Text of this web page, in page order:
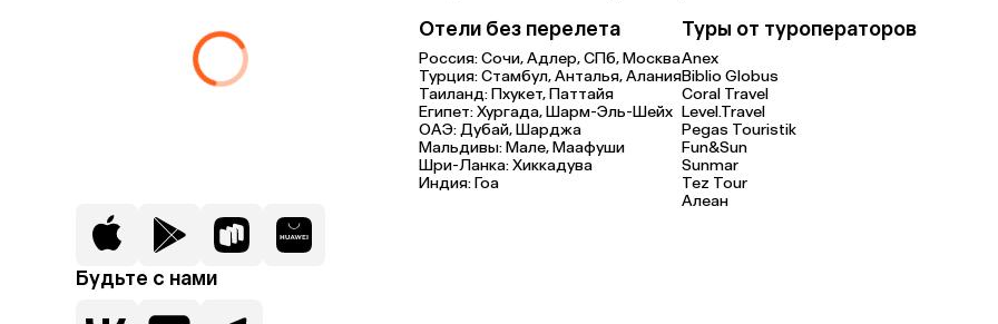
Будьте с нами
Отели без перелета
Россия:Сочи,Адлер,СПб,Москва
Турция:Стамбул,Анталья,Алания
Таиланд:Пхукет,Паттайя
Египет:Хургада,Шарм-Эль-Шейх
ОАЭ:Дубай,Шарджа
Мальдивы:Мале,Маафуши
Шри-Ланка:Хиккадува
Индия:Гоа
Туры от туроператоров
Anex
Biblio Globus
Coral Travel
Level.Travel
Pegas Touristik
Fun&Sun
Sunmar
Tez Tour
Алеан